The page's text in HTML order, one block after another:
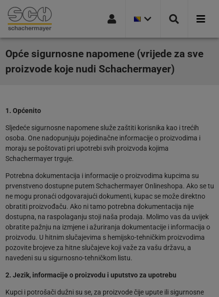
ZEMLJE:
Opće sigurnosne napomene (vrijede za sve
proizvode koje nudi Schachermayer)
1. Općenito
Sljedeće sigurnosne napomene služe zaštiti korisnika kao i trećih
osoba. One nadopunjuju pojedinačne informacije o proizvodima i
moraju se poštovati pri upotrebi svih proizvoda kojima
Schachermayer trguje.
Potrebna dokumentacija i informacije o proizvodima kupcima su
prvenstveno dostupne putem Schachermayer Onlineshopa. Ako se tu
ne mogu pronaći odgovarajući dokumenti, kupac se može direktno
obratiti proizvođaču. Ako ni tamo potrebna dokumentacija nije
dostupna, na raspolaganju stoji naša prodaja. Molimo vas da uvijek
obratite pažnju na izmjene i ažuriranja dokumentacije i informacija o
proizvodu. U hitnim slučajevima s hemijsko-tehničkim proizvodima
pozovite brojeve za hitne slučajeve koji važe za vašu državu, a
navedeni su u sigurnosno-tehničkom listu.
2. Jezik, informacije o proizvodu i uputstvo za upotrebu
Kupci i potrošači dužni su se, za proizvode čije upute ili sigurnosne